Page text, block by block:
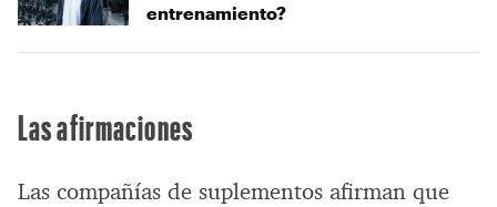
Las afirmaciones
Las compañías de suplementos afirman que
entrenamiento?